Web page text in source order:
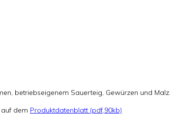
betriebseigenem Sauerteig, Gewürzen und Malz.
dem Produktdatenblatt (pdf,90kb)